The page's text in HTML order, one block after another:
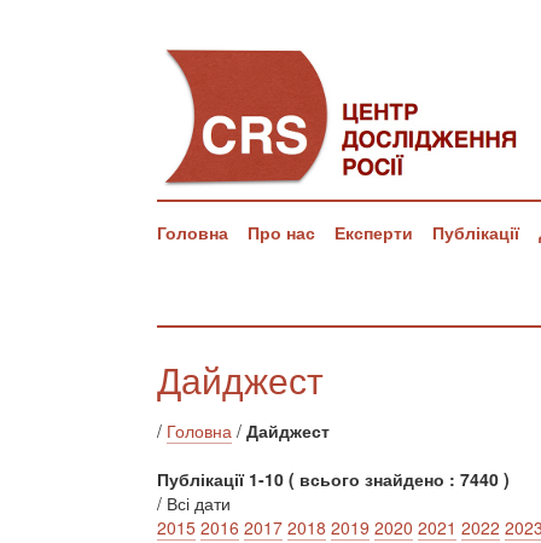
Головна Про нас Експерти Публікації
Дайджест
/ Головна / Дайджест
Публікації 1-10 ( всього знайдено : 7440 )
/ Всі дати
2015 2016 2017 2018 2019 2020 2021 2022